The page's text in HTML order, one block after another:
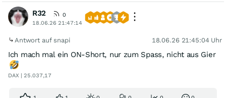
R32
0
18.06.26 21:47:14
Antwort auf snapi 18.06.26 21:45:04 Uhr
Ich mach mal ein ON-Short, nur zum Spass, nicht aus Gier
DAX | 25.037,17